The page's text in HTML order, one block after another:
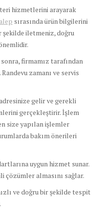
hizmetlerini arayarak
sırasında ürün bilgilerini
şekilde iletmeniz, doğru
firmamız tarafından
zamanı ve servis
gelir ve gerekli
gerçekleştirir. İşlem
size yapılan işlemler
bakım önerileri
uygun hizmet sunar.
çözümler almasını sağlar.
ve doğru bir şekilde tespit